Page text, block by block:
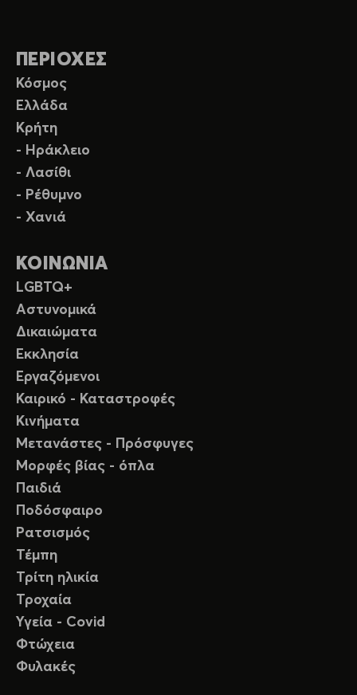
ΠΕΡΙΟΧΕΣ
Κόσμος
Ελλάδα
Κρήτη
- Ηράκλειο
- Λασίθι
- Ρέθυμνο
- Χανιά
ΚΟΙΝΩΝΙΑ
LGBTQ+
Αστυνομικά
Δικαιώματα
Εκκλησία
Εργαζόμενοι
Καιρικό - Καταστροφές
Κινήματα
Μετανάστες - Πρόσφυγες
Μορφές βίας - όπλα
Παιδιά
Ποδόσφαιρο
Ρατσισμός
Τέμπη
Τρίτη ηλικία
Τροχαία
Υγεία - Covid
Φτώχεια
Φυλακές